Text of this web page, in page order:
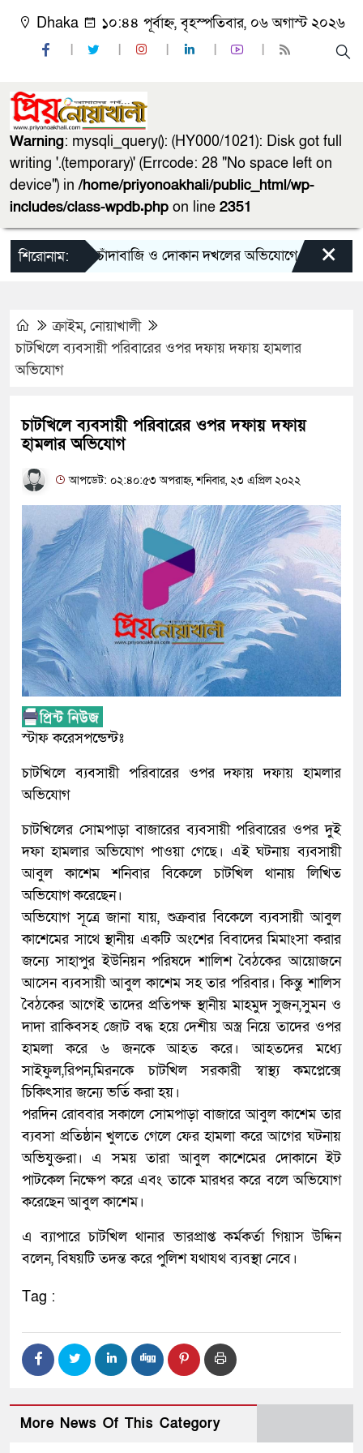
Dhaka ১০:৪৪ পূর্বাহ্ন, বৃহস্পতিবার, ০৬ অগাস্ট ২০২৬
Warning: mysqli_query(): (HY000/1021): Disk got full
writing '.(temporary)' (Errcode: 28 "No space left on
device") in/home/priyonoakhali/public_html/wp-
includes/class-wpdb.php on line 2351
শিরোনাম: চাঁদাবাজি ও দোকান দখলের অভিযোগে সোনাইমুড়ী×
ক্রাইম, নোয়াখালী
চাটখিলে ব্যবসায়ী পরিবারের ওপর দফায় দফায় হামলার
অভিযোগ
চাটখিলে ব্যবসায়ী পরিবারের ওপর দফায় দফায়
হামলার অভিযোগ
আপডেট: ০২:৪০:৫৩ অপরাহ্ন, শনিবার, ২৩ এপ্রিল ২০২২
স্টাফ করেসপন্ডেন্টঃ
চাটখিলে ব্যবসায়ী পরিবারের ওপর দফায় দফায় হামলার
অভিযোগ
চাটখিলের সোমপাড়া বাজারের ব্যবসায়ী পরিবারের ওপর দুই
দফা হামলার অভিযোগ পাওয়া গেছে। এই ঘটনায় ব্যবসায়ী
আবুল কাশেম শনিবার বিকেলে চাটখিল থানায় লিখিত
অভিযোগ করেছেন।
অভিযোগ সূত্রে জানা যায়, শুক্রবার বিকেলে ব্যবসায়ী আবুল
কাশেমের সাথে স্থানীয় একটি অংশের বিবাদের মিমাংসা করার
জন্যে সাহাপুর ইউনিয়ন পরিষদে শালিশ বৈঠকের আয়োজনে
আসেন ব্যবসায়ী আবুল কাশেম সহ তার পরিবার। কিন্তু শালিস
বৈঠকের আগেই তাদের প্রতিপক্ষ স্থানীয় মাহমুদ সুজন,সুমন ও
দাদা রাকিবসহ জোট বদ্ধ হয়ে দেশীয় অস্ত্র নিয়ে তাদের ওপর
হামলা করে ৬ জনকে আহত করে। আহতদের মধ্যে
সাইফুল,রিপন,মিরনকে চাটখিল সরকারী স্বাস্থ্য কমপ্লেক্সে
চিকিৎসার জন্যে ভর্তি করা হয়।
পরদিন রোববার সকালে সোমপাড়া বাজারে আবুল কাশেম তার
ব্যবসা প্রতিষ্ঠান খুলতে গেলে ফের হামলা করে আগের ঘটনায়
অভিযুক্তরা। এ সময় তারা আবুল কাশেমের দোকানে ইট
পাটকেল নিক্ষেপ করে এবং তাকে মারধর করে বলে অভিযোগ
করেছেন আবুল কাশেম।
এ ব্যাপারে চাটখিল থানার ভারপ্রাপ্ত কর্মকর্তা গিয়াস উদ্দিন
বলেন, বিষয়টি তদন্ত করে পুলিশ যথাযথ ব্যবস্থা নেবে।
Tag :
More News Of This Category